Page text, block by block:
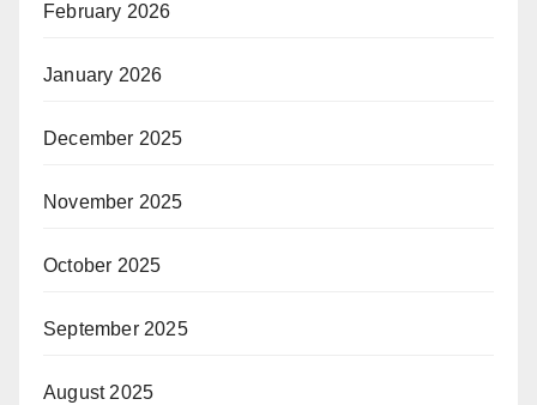
February 2026
January 2026
December 2025
November 2025
October 2025
September 2025
August 2025